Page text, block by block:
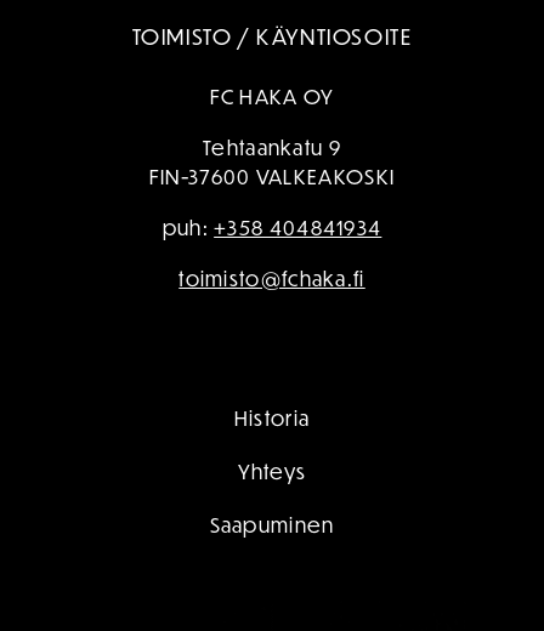
TOIMISTO / KÄYNTIOSOITE
FC HAKA OY
Tehtaankatu 9
FIN-37600 VALKEAKOSKI
puh:+358 404841934
toimisto@fchaka.fi
Historia
Yhteys
Saapuminen